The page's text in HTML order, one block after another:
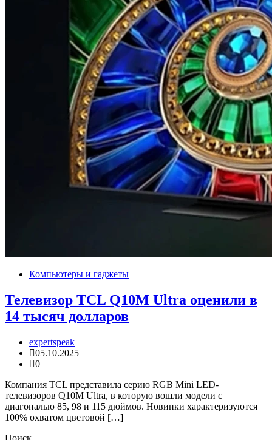
Компьютеры и гаджеты
Телевизор TCL Q10M Ultra оценили в
14 тысяч долларов
expertspeak
05.10.2025
0
Компания TCL представила серию RGB Mini LED-
телевизоров Q10M Ultra, в которую вошли модели с
диагональю 85, 98 и 115 дюймов. Новинки характеризуются
100% охватом цветовой […]
Поиск